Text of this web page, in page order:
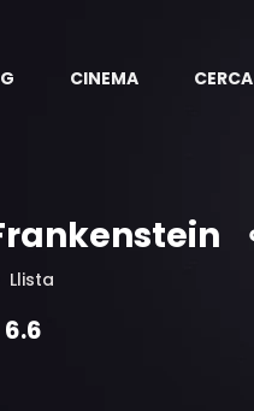
CINEMA CERCA
Llista
6.6